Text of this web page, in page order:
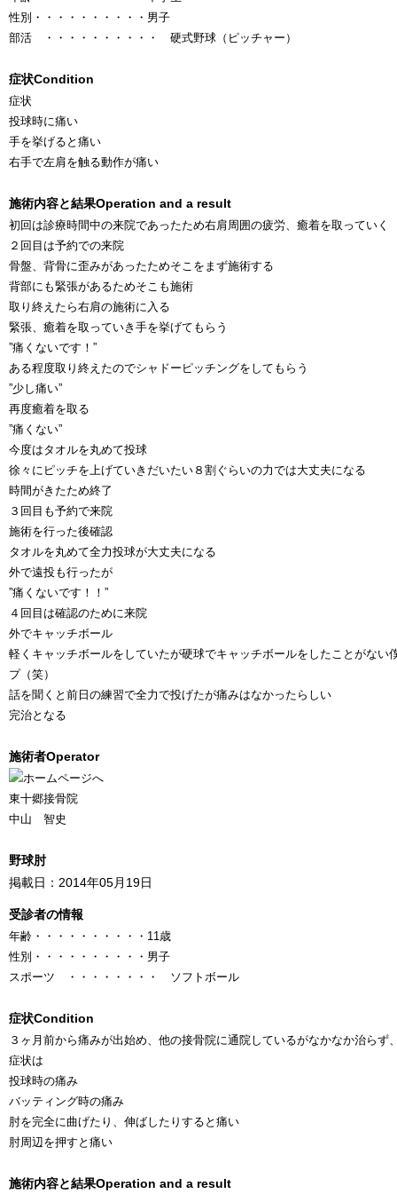
性別 ・・・・・・・・・・ 男子
部活 ・・・・・・・・・・ 硬式野球（ピッチャー）
症状Condition
症状
投球時に痛い
手を挙げると痛い
右手で左肩を触る動作が痛い
施術内容と結果Operation and a result
初回は診療時間中の来院であったため右肩周囲の疲労、癒着を取っていく
２回目は予約での来院
骨盤、背骨に歪みがあったためそこをまず施術する
背部にも緊張があるためそこも施術
取り終えたら右肩の施術に入る
緊張、癒着を取っていき手を挙げてもらう
”痛くないです！”
ある程度取り終えたのでシャドーピッチングをしてもらう
”少し痛い”
再度癒着を取る
”痛くない”
今度はタオルを丸めて投球
徐々にピッチを上げていきだいたい８割ぐらいの力では大丈夫になる
時間がきたため終了
３回目も予約で来院
施術を行った後確認
タオルを丸めて全力投球が大丈夫になる
外で遠投も行ったが
”痛くないです！！”
４回目は確認のために来院
外でキャッチボール
軽くキャッチボールをしていたが硬球でキャッチボールをしたことがない
プ（笑）
話を聞くと前日の練習で全力で投げたが痛みはなかったらしい
完治となる
施術者Operator
東十郷接骨院
中山 智史
野球肘
掲載日：2014年05月19日
受診者の情報
年齢 ・・・・・・・・・・ 11歳
性別 ・・・・・・・・・・ 男子
スポーツ ・・・・・・・・ ソフトボール
症状Condition
３ヶ月前から痛みが出始め、他の接骨院に通院しているがなかなか治らず
症状は
投球時の痛み
バッティング時の痛み
肘を完全に曲げたり、伸ばしたりすると痛い
肘周辺を押すと痛い
施術内容と結果Operation and a result